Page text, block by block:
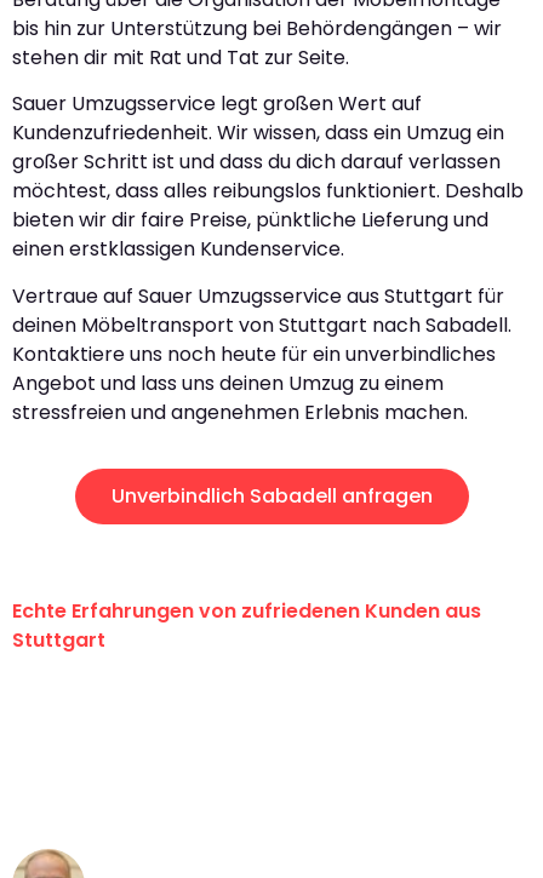
bis hin zur Unterstützung bei Behördengängen – wir
stehen dir mit Rat und Tat zur Seite.
Sauer Umzugsservice legt großen Wert auf
Kundenzufriedenheit. Wir wissen, dass ein Umzug ein
großer Schritt ist und dass du dich darauf verlassen
möchtest, dass alles reibungslos funktioniert. Deshalb
bieten wir dir faire Preise, pünktliche Lieferung und
einen erstklassigen Kundenservice.
Vertraue auf Sauer Umzugsservice aus Stuttgart für
deinen Möbeltransport von Stuttgart nach Sabadell.
Kontaktiere uns noch heute für ein unverbindliches
Angebot und lass uns deinen Umzug zu einem
stressfreien und angenehmen Erlebnis machen.
Unverbindlich Sabadell anfragen
Echte Erfahrungen von zufriedenen Kunden aus
Stuttgart